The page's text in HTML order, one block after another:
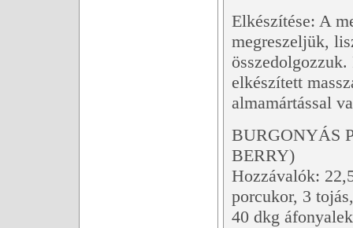
Elkészítése: A
megreszeljük,
elkészített
almamártással
BURGONYÁS
BERRY)
Hozzávalók:
porcukor, 3
40 dkg